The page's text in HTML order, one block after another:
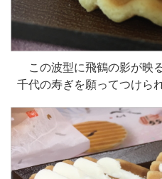
この波型に飛鶴の影が映
千代の寿ぎを願ってつけら